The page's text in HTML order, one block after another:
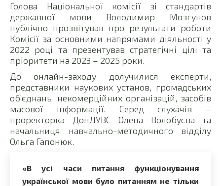
Голова Національної комісії зі стандартів
державної мови Володимир Мозгунов
публічно прозвітував про результати роботи
Комісії за основними напрямами діяльності у
2022 році та презентував стратегічні цілі та
пріоритети на 2023 – 2025 роки.
До онлайн-заходу долучилися експерти,
представники наукових установ, громадських
об’єднань, некомерційних організацій, засобів
масової інформації. Серед слухачів –
проректорка ДонДУВС Олена Волобуєва та
начальниця навчально-методичного відділу
Ольга Гапонюк.
«В усі часи питання функціонування
української мови було питанням не тільки